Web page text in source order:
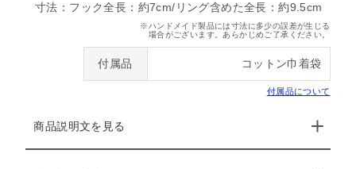
寸法：フック全長：約7cm/リング含めた全長：約9.5cm
※ハンドメイド製品には寸法に多少の誤差が生じる
場合がございます。あらかじめご了承ください。
付属品 コットン巾着袋
付属品について
商品説明文を見る